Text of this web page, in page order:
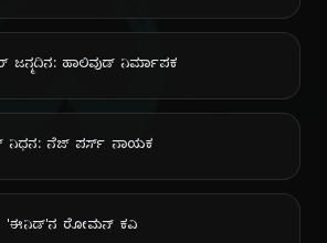
ಜನ್ಮದಿನ: ಹಾಲಿವುಡ್ ನಿರ್ಮಾಪಕ
ನಿಧನ: ನೆಜ್ ಪರ್ಸ್ ನಾಯಕ
'ಈನಿಡ್'ನ ರೋಮನ್ ಕವಿ